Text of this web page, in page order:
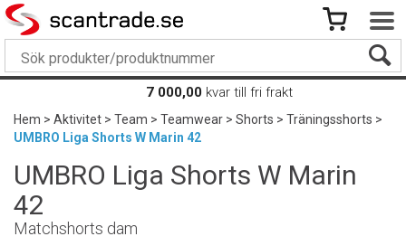
7 000,00 kvar till fri frakt
Hem>Aktivitet>Team>Teamwear>Shorts>Träningsshorts>
UMBRO Liga Shorts W Marin 42
UMBRO Liga Shorts W Marin
42
Matchshorts dam